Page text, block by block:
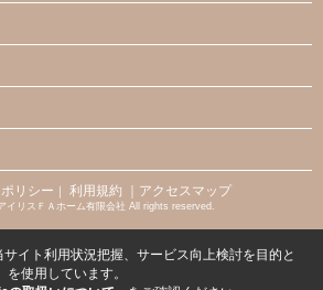
リシー 利用規約 ｜アクセスマップ
イリスＦＡホーム有限会社 All rights reserved.
イト利用状況把握、サービス向上検討を目的と
使用しています。